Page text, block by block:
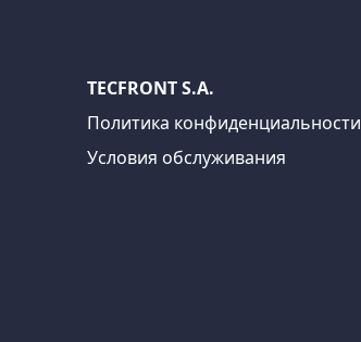
TECFRONT S.A.
Политика конфиденциальности
Условия обслуживания